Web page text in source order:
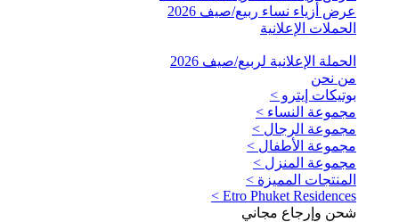
عرض أزياء نساء ربيع/صيف 2026
الحملات الإعلانية
الحملة الإعلانية لربيع/صيف 2026
من نحن
بوتيكات إيترو >
مجموعة النساء >
مجموعة الرجال >
مجموعة الأطفال >
مجموعة المنزل >
المنتجات المميزة >
Etro Phuket Residences >
شحن وإرجاع مجاني